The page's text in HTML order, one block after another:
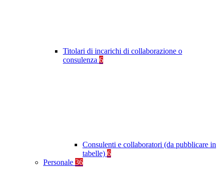
Titolari di incarichi di collaborazione o
consulenza 6
Consulenti e collaboratori (da pubblicare in
tabelle) 6
Personale 36